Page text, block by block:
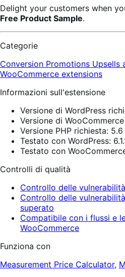
Delight your customers when
Free Product Sample.
Categorie
Conversion Promotions Upsells
WooCommerce extensions
Informazioni sull'estensione
Versione di WordPress
Versione di
Versione PHP richiesta:
Testato con WordPress:
Testato con
Controlli di qualità
Controllo delle
Controllo delle
superato
Compatibile con i flussi e
WooCommerce
Funziona con
Measurement Price Calculator,